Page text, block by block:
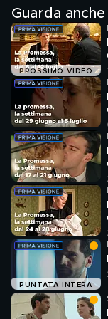
Guarda anche
PROSSIMO VIDEO
PUNTATA INTERA